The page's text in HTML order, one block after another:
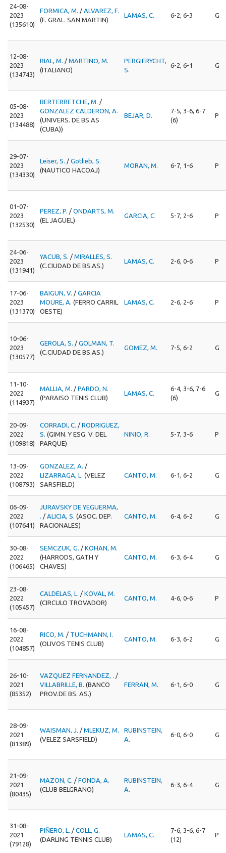
24-08-
2023
(135610)
FORMICA, M. / ALVAREZ, F.
(F. GRAL. SAN MARTIN)
LAMAS, C. 6-2, 6-3 G
12-08-
2023
(134743)
RIAL, M. / MARTINO, M.
(ITALIANO)
PERGIERYCHT,
S.
6-2, 6-1 G
05-08-
2023
(134488)
BERTERRETCHE, M. /
GONZALEZ CALDERON, A.
(UNIVERS. DE BS.AS
(CUBA))
BEJAR, D.
7-5, 3-6, 6-7
(6)
P
29-07-
2023
(134330)
Leiser, S. / Gotlieb, S.
(NAUTICO HACOAJ)
MORAN, M. 6-7, 1-6 P
01-07-
2023
(132530)
PEREZ, P. / ONDARTS, M.
(EL JAGUEL)
GARCIA, C. 5-7, 2-6 P
24-06-
2023
(131941)
YACUB, S. / MIRALLES, S.
(C.CIUDAD DE BS.AS.)
LAMAS, C. 2-6, 0-6 P
17-06-
2023
(131370)
BAIGUN, V. / GARCIA
MOURE, A. (FERRO CARRIL
OESTE)
LAMAS, C. 2-6, 2-6 P
10-06-
2023
(130577)
GEROLA, S. / GOLMAN, T.
(C.CIUDAD DE BS.AS.)
GOMEZ, M. 7-5, 6-2 G
11-10-
2022
(114937)
MALLIA, M. / PARDO, N.
(PARAISO TENIS CLUB)
LAMAS, C.
6-4, 3-6, 7-6
(6)
G
20-09-
2022
(109818)
CORRADI, C. / RODRIGUEZ,
S. (GIMN. Y ESG. V. DEL
PARQUE)
NINIO, R. 5-7, 3-6 P
13-09-
2022
(108793)
GONZALEZ, A. /
LIZARRAGA, L. (VELEZ
SARSFIELD)
CANTO, M. 6-1, 6-2 G
06-09-
2022
(107641)
JURAVSKY DE YEGUERMA,
. / ALICIA, S. (ASOC. DEP.
RACIONALES)
CANTO, M. 6-4, 6-2 G
30-08-
2022
(106465)
SEMCZUK, G. / KOHAN, M.
(HARRODS, GATH Y
CHAVES)
CANTO, M. 6-3, 6-4 G
23-08-
2022
(105457)
CALDELAS, L. / KOVAL, M.
(CIRCULO TROVADOR)
CANTO, M. 4-6, 0-6 P
16-08-
2022
(104857)
RICO, M. / TUCHMANN, I.
(OLIVOS TENIS CLUB)
CANTO, M. 6-3, 6-2 G
26-10-
2021
(85352)
VAZQUEZ FERNANDEZ, . /
VILLABRILLE, B. (BANCO
PROV.DE BS. AS.)
FERRAN, M. 6-1, 6-0 G
28-09-
2021
(81389)
WAISMAN, J. / MLEKUZ, M.
(VELEZ SARSFIELD)
RUBINSTEIN,
A.
6-0, 6-0 G
21-09-
2021
(80435)
MAZON, C. / FONDA, A.
(CLUB BELGRANO)
RUBINSTEIN,
A.
6-3, 6-4 G
31-08-
2021
(79128)
PIÑERO, L. / COLL, G.
(DARLING TENNIS CLUB)
LAMAS, C.
7-6, 3-6, 6-7
(12)
P